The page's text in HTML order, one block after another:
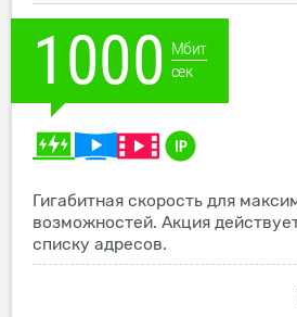
1000 Мбит
сек
Гигабитная скорость для
возможностей. Акция
списку адресов.